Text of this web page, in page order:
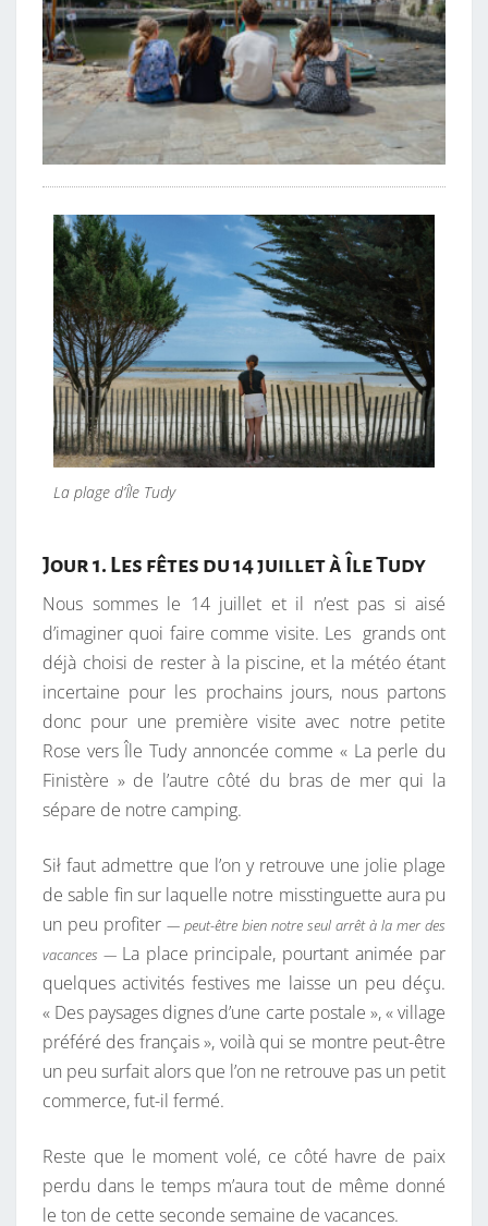
La plage d’Île Tudy
Jour 1. Les fêtes du 14 juillet à Île Tudy
Nous sommes le 14 juillet et il n’est pas si aisé
d’imaginer quoi faire comme visite. Les grands ont
déjà choisi de rester à la piscine, et la météo étant
incertaine pour les prochains jours, nous partons
donc pour une première visite avec notre petite
Rose vers Île Tudy annoncée comme « La perle du
Finistère » de l’autre côté du bras de mer qui la
sépare de notre camping.
Sił faut admettre que l’on y retrouve une jolie plage
de sable fin sur laquelle notre misstinguette aura pu
un peu profiter — peut-être bien notre seul arrêt à la mer des
vacances — La place principale, pourtant animée par
quelques activités festives me laisse un peu déçu.
« Des paysages dignes d’une carte postale », « village
préféré des français », voilà qui se montre peut-être
un peu surfait alors que l’on ne retrouve pas un petit
commerce, fut-il fermé.
Reste que le moment volé, ce côté havre de paix
perdu dans le temps m’aura tout de même donné
le ton de cette seconde semaine de vacances.